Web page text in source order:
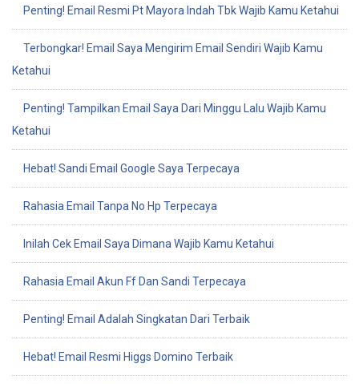
Penting! Email Resmi Pt Mayora Indah Tbk Wajib Kamu Ketahui
Terbongkar! Email Saya Mengirim Email Sendiri Wajib Kamu
Ketahui
Penting! Tampilkan Email Saya Dari Minggu Lalu Wajib Kamu
Ketahui
Hebat! Sandi Email Google Saya Terpecaya
Rahasia Email Tanpa No Hp Terpecaya
Inilah Cek Email Saya Dimana Wajib Kamu Ketahui
Rahasia Email Akun Ff Dan Sandi Terpecaya
Penting! Email Adalah Singkatan Dari Terbaik
Hebat! Email Resmi Higgs Domino Terbaik